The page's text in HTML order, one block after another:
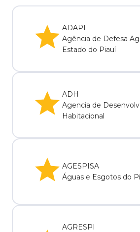
ADAPI
Agência de Defesa
Estado do Piauí
ADH
Agencia de
Habitacional
AGESPISA
Águas e Esgotos do
AGRESPI